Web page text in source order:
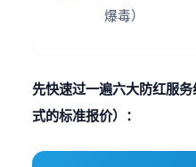
爆毒）
先快速过一遍六大防红服
式的标准报价）：